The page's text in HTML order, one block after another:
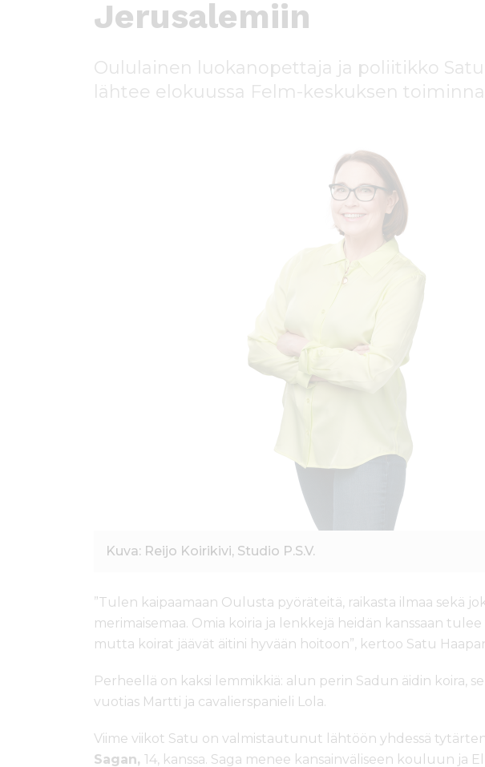
Jerusalemiin
Oululainen luokanopettaja ja poliitikko
lähtee elokuussa Felm-keskuksen
Kuva: Reijo Koirikivi, Studio P.S.V.
”Tulen kaipaamaan Oulusta pyöräteitä, raikasta ilmaa sekä
merimaisemaa. Omia koiria ja lenkkejä heidän kanssaan tulee
mutta koirat jäävät äitini hyvään hoitoon”, kertoo Satu
Perheellä on kaksi lemmikkiä: alun perin Sadun äidin koira,
vuotias Martti ja cavalierspanieli Lola.
Viime viikot Satu on valmistautunut lähtöön yhdessä
Sagan, 14, kanssa. Saga menee kansainväliseen kouluun ja